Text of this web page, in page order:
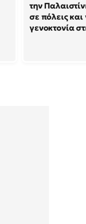
την
σε πόλεις και
γενοκτονία